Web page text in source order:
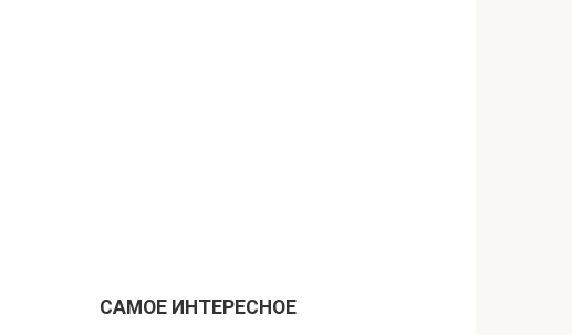
САМОЕ ИНТЕРЕСНОЕ